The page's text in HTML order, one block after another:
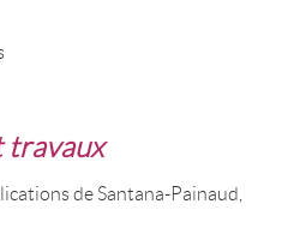
travaux
de Santana-Painaud,